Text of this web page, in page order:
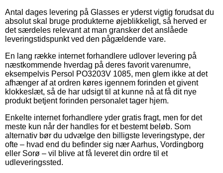
Antal dages levering på Glasses er yderst vigtig forudsat du
absolut skal bruge produkterne øjeblikkeligt, så herved er
det særdeles relevant at man gransker det anslåede
leveringstidspunkt ved den pågældende vare.
En lang række internet forhandlere udlover levering på
næstkommende hverdag på deres favorit varenumre,
eksempelvis Persol PO3203V 1085, men glem ikke at det
afhænger af at ordren køres igennem forinden et givent
klokkeslæt, så de har udsigt til at kunne nå at få dit nye
produkt betjent forinden personalet tager hjem.
Enkelte internet forhandlere yder gratis fragt, men for det
meste kun når der handles for et bestemt beløb. Som
alternativ bør du udvælge den billigste leveringstype, der
ofte – hvad end du befinder sig nær Aarhus, Vordingborg
eller Sorø – vil blive at få leveret din ordre til et
udleveringssted.